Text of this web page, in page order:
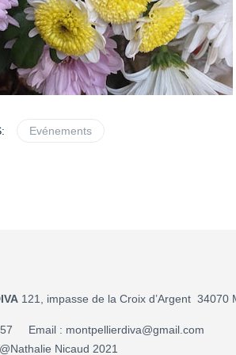
Evénements
121, impasse de la Croix d’Argent 34070
57 Email : montpellierdiva@gmail.com
@Nathalie Nicaud 2021